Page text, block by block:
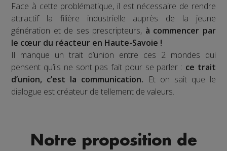
Face à cette problématique, il est nécessaire de rendre
attractif la filière industrielle auprès de la jeune
génération et de ses prescripteurs, à commencer par
le cœur du réacteur en Haute-Savoie !
Il manque un trait d’union entre ces 2 mondes qui
pensent qu’ils ne sont pas fait pour se parler : ce trait
d’union, c’est la communication. Et on sait que le
dialogue est créateur de tellement de valeurs.
Notre proposition de